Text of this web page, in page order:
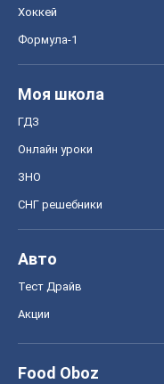
Хоккей
Формула-1
Моя школа
ГДЗ
Онлайн уроки
ЗНО
СНГ решебники
Авто
Тест Драйв
Акции
Food Oboz